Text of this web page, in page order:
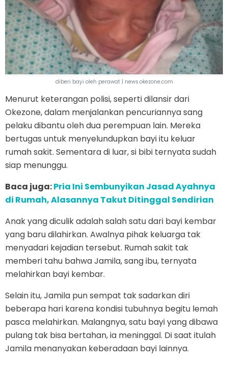
diberi bayi oleh perawat | news.okezone.com
Menurut keterangan polisi, seperti dilansir dari
Okezone, dalam menjalankan pencuriannya sang
pelaku dibantu oleh dua perempuan lain. Mereka
bertugas untuk menyelundupkan bayi itu keluar
rumah sakit. Sementara di luar, si bibi ternyata sudah
siap menunggu.
Baca juga:Pria Ini Sembunyikan Jasad Ayahnya
di Rumah, Alasannya Takut Ditinggal Sendirian
Anak yang diculik adalah salah satu dari bayi kembar
yang baru dilahirkan. Awalnya pihak keluarga tak
menyadari kejadian tersebut. Rumah sakit tak
memberi tahu bahwa Jamila, sang ibu, ternyata
melahirkan bayi kembar.
Selain itu, Jamila pun sempat tak sadarkan diri
beberapa hari karena kondisi tubuhnya begitu lemah
pasca melahirkan. Malangnya, satu bayi yang dibawa
pulang tak bisa bertahan, ia meninggal. Di saat itulah
Jamila menanyakan keberadaan bayi lainnya.